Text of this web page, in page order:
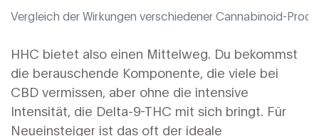
Vergleich der Wirkungen verschiedener Cannabinoid-
HHC bietet also einen Mittelweg. Du bekommst
die berauschende Komponente, die viele bei
CBD vermissen, aber ohne die intensive
Intensität, die Delta-9-THC mit sich bringt. Für
Neueinsteiger ist das oft der ideale